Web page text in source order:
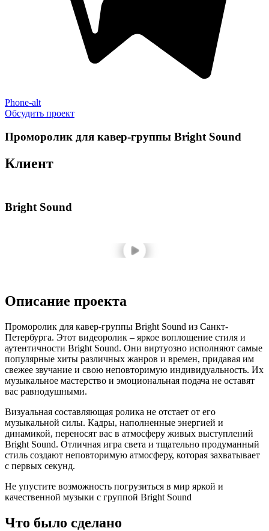
Phone-alt
Обсудить проект
Проморолик для кавер-группы Bright Sound
Клиент
Bright Sound
Описание проекта
Проморолик для кавер-группы Bright Sound из Санкт-
Петербурга. Этот видеоролик – яркое воплощение стиля и
аутентичности Bright Sound. Они виртуозно исполняют самые
популярные хиты различных жанров и времен, придавая им
свежее звучание и свою неповторимую индивидуальность. Их
музыкальное мастерство и эмоциональная подача не оставят
вас равнодушными.
Визуальная составляющая ролика не отстает от его
музыкальной силы. Кадры, наполненные энергией и
динамикой, переносят вас в атмосферу живых выступлений
Bright Sound. Отличная игра света и тщательно продуманный
стиль создают неповторимую атмосферу, которая захватывает
с первых секунд.
Не упустите возможность погрузиться в мир яркой и
качественной музыки с группой Bright Sound
Что было сделано